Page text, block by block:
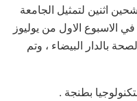
اثنين لتمثيل الجامعة
الاسبوع الاول من يوليوز
بالدار البيضاء ، وتم
بطنجة .